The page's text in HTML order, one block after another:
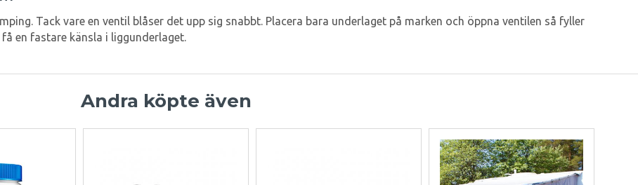
Tack vare en ventil blåser det upp sig snabbt. Placera bara underlaget på marken och öppna ventilen så fyller
en fastare känsla i liggunderlaget.
Andra köpte även